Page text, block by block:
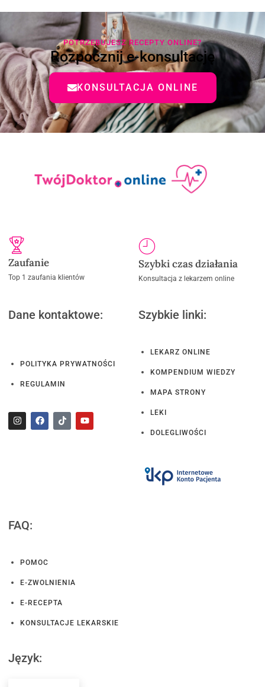
POTRZEBUJESZ RECEPTY ONLINE?
Rozpocznij e-konsultację
KONSULTACJA ONLINE
Zaufanie
Top 1 zaufania klientów
Szybki czas działania
Konsultacja z lekarzem online
Dane kontaktowe:
POLITYKA PRYWATNOŚCI
REGULAMIN
Szybkie linki:
LEKARZ ONLINE
KOMPENDIUM WIEDZY
MAPA STRONY
LEKI
DOLEGLIWOŚCI
FAQ:
POMOC
E-ZWOLNIENIA
E-RECEPTA
KONSULTACJE LEKARSKIE
Język: